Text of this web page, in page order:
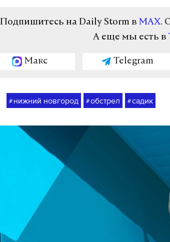
Подпишитесь на Daily Storm в MAX.
А еще мы есть в
Макс Telegram
# нижний новгород #обстрел #садик